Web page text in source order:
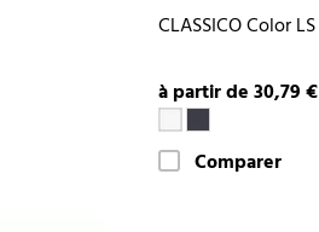
CLASSICO Color LS
à partir de 30,79 €
Comparer